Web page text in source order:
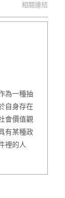
相關連結
為一種抽
自身存在
會價值觀
有某種政
裡的人